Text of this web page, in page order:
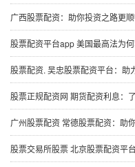
广西股票配资：助你投资之路更
股票配资平台app 美国最高法为
股票配资. 吴忠股票配资平台：助
股票正规配资网 期货配资利息：
广州股票配资 常德股票配资：助
股票交易所股票 北京股票配资平